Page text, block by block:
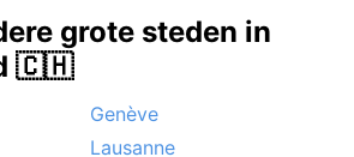
grote steden in
🇨🇭
Genève
Lausanne